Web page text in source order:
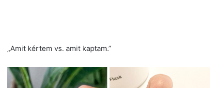
„Amit kértem vs. amit kaptam.”